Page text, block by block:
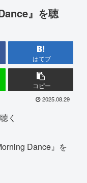
』を聴
はてブ
コピー
2025.08.29
く
Dance』を